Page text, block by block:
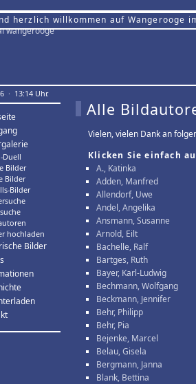
herzlich willkommen auf Wangerooge
· 13:14 Uhr.
Duell
Bilder
Bilder
Bilder
hochladen
Bilder
Alle
Vielen, vielen Dank an
Klicken Sie einfach
A., Katinka
Adden, Manfred
Allendorf, Uwe
Andel, Angelika
Ansmann, Susanne
Arnold, Eilt
Bachelle, Ralf
Bartges, Ruth
Bayer, Karl-Ludwig
Bechmann, Wolfgang
Beckmann, Jennifer
Behr, Philipp
Behr, Pia
Bejenke, Marcel
Belau, Gisela
Bergmann, Janna
Blank, Bettina